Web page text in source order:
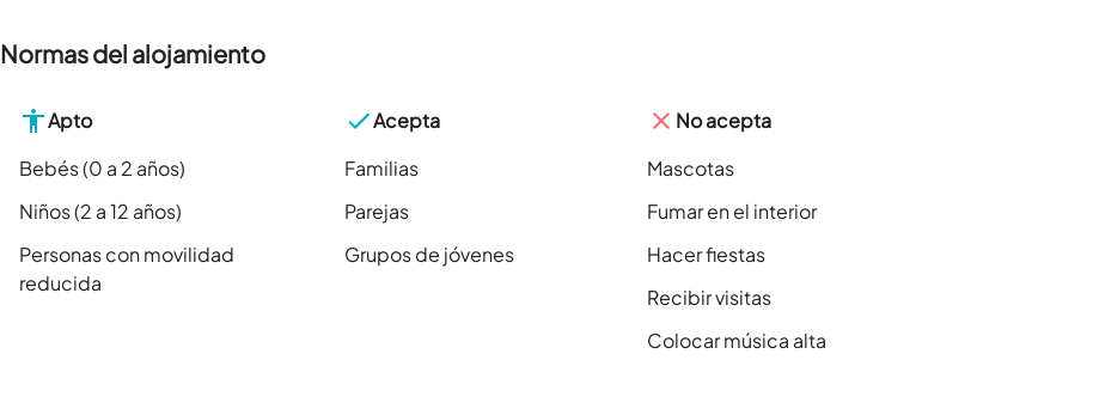
Normas del alojamiento
Apto
Bebés (0 a 2 años)
Niños (2 a 12 años)
Personas con movilidad
reducida
Acepta
Familias
Parejas
Grupos de jóvenes
No acepta
Mascotas
Fumar en el interior
Hacer fiestas
Recibir visitas
Colocar música alta